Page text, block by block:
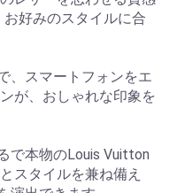
好みのスタイルに合
、スマートフォンをエ
が、おしゃれな印象を
で本物のLouis Vuitton
スタイルを兼ね備え